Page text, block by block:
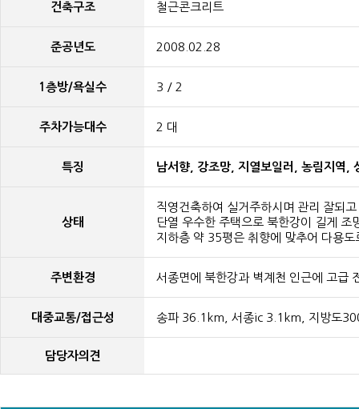
건축구조 철근콘크리트
준공년도 2008.02.28
1층방/욕실수 3 / 2
주차가능대수 2 대
특징 남서향, 강조망, 지열보일러, 농림지역,
상태
직영건축하여 실거주하시며 관리 잘되
단열 우수한 주택으로 북한강이 길게
지하층 약 35평은 취향에 맞추어 다용도
주변환경 서종면에 북한강과 벽계천 인근에 고급
대중교통/접근성 송파 36.1km, 서종ic 3.1km, 지방도
담당자의견